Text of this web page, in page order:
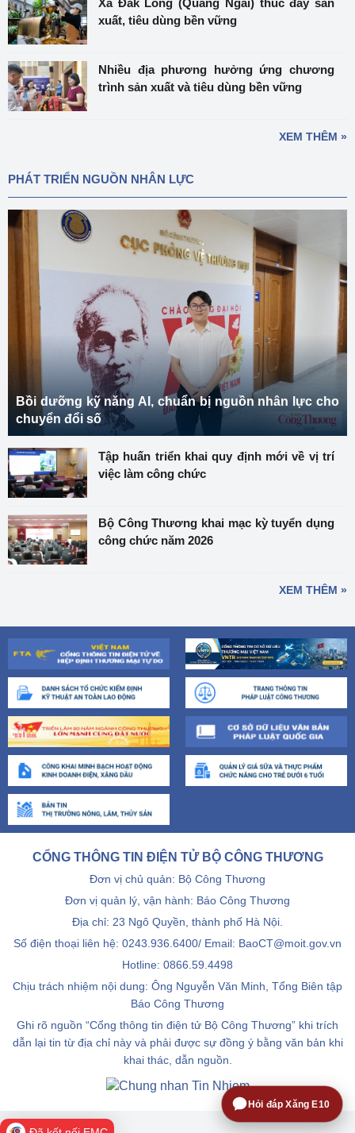
Xã Đắk Long (Quảng Ngãi) thúc đẩy sản
xuất, tiêu dùng bền vững
Nhiều địa phương hưởng ứng chương
trình sản xuất và tiêu dùng bền vững
XEM THÊM »
PHÁT TRIỂN NGUỒN NHÂN LỰC
Bồi dưỡng kỹ năng AI, chuẩn bị nguồn nhân lực cho
chuyển đổi số
Tập huấn triển khai quy định mới về vị trí
việc làm công chức
Bộ Công Thương khai mạc kỳ tuyển dụng
công chức năm 2026
XEM THÊM »
CỔNG THÔNG TIN ĐIỆN TỬ BỘ CÔNG THƯƠNG
Đơn vị chủ quản: Bộ Công Thương
Đơn vị quản lý, vận hành: Báo Công Thương
Địa chỉ: 23 Ngô Quyền, thành phố Hà Nội.
Số điện thoại liên hệ: 0243.936.6400/ Email: BaoCT@moit.gov.vn
Hotline: 0866.59.4498
Chịu trách nhiệm nội dung: Ông Nguyễn Văn Minh, Tổng Biên tập
Báo Công Thương
Ghi rõ nguồn “Cổng thông tin điện tử Bộ Công Thương” khi trích
dẫn lại tin từ địa chỉ này và phải được sự đồng ý bằng văn bản khi
khai thác, dẫn nguồn.
Hỏi đáp Xăng E10